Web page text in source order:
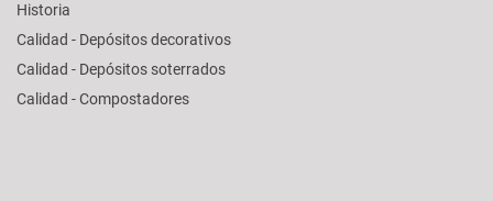
Historia
Calidad - Depósitos decorativos
Calidad - Depósitos soterrados
Calidad - Compostadores